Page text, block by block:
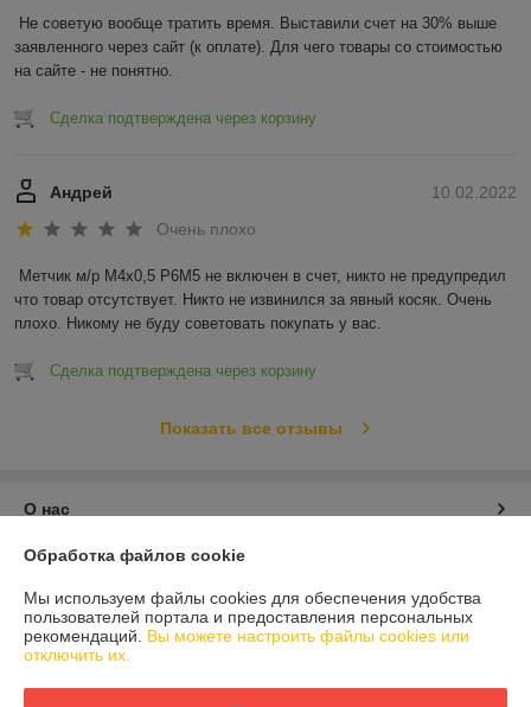
Не советую вообще тратить время. Выставили счет на 30% выше
заявленного через сайт (к оплате). Для чего товары со стоимостью
на сайте - не понятно.
Сделка подтверждена через корзину
10.02.2022
Андрей
Очень плохо
Метчик м/р М4х0,5 Р6М5 не включен в счет, никто не предупредил
что товар отсутствует. Никто не извинился за явный косяк. Очень
плохо. Никому не буду советовать покупать у вас.
Сделка подтверждена через корзину
Показать все отзывы
О нас
Контакты
Доставка и оплата
Обработка файлов cookie
Мы используем файлы cookies для обеспечения удобства
пользователей портала и предоставления персональных
рекомендаций. Вы можете настроить файлы cookies или
отключить их.